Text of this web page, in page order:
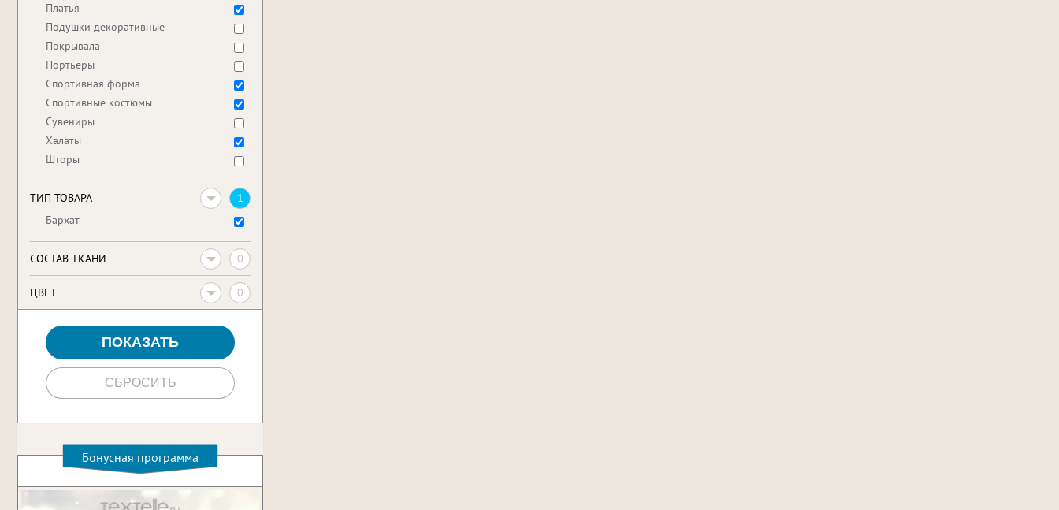
Платья
Подушки декоративные
Покрывала
Портьеры
Спортивная форма
Спортивные костюмы
Сувениры
Халаты
Шторы
ТИП ТОВАРА
1
Бархат
CОСТАВ ТКАНИ 0
ЦВЕТ 0
Бонусная программа